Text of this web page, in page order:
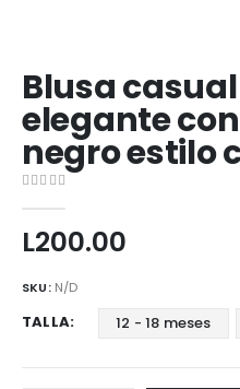
Blusa
elegante
negro estilo
L200.00
SKU: N/D
TALLA 12 - 18 meses